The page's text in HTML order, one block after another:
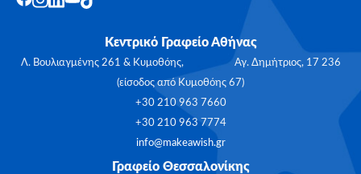
Κεντρικό Γραφείο Αθήνας
Λ. Βουλιαγμένης 261 & Κυμοθόης, Αγ. Δημήτριος, 17 236
(είσοδος από Κυμοθόης 67)
+30 210 963 7660
+30 210 963 7774
info@makeawish.gr
Γραφείο Θεσσαλονίκης